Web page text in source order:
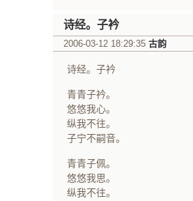
诗经。子衿
2006-03-12 18:29:35 古韵
诗经。子衿
青青子衿。
悠悠我心。
纵我不往。
子宁不嗣音。
青青子佩。
悠悠我思。
纵我不往。